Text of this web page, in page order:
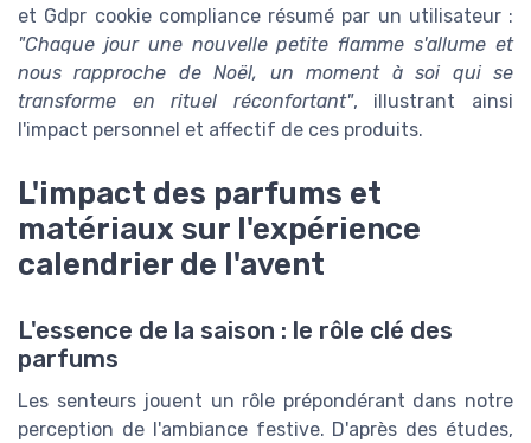
et Gdpr cookie compliance résumé par un utilisateur :
"Chaque jour une nouvelle petite flamme s'allume et
nous rapproche de Noël, un moment à soi qui se
transforme en rituel réconfortant", illustrant ainsi
l'impact personnel et affectif de ces produits.
L'impact des parfums et
matériaux sur l'expérience
calendrier de l'avent
L'essence de la saison : le rôle clé des
parfums
Les senteurs jouent un rôle prépondérant dans notre
perception de l'ambiance festive. D'après des études,